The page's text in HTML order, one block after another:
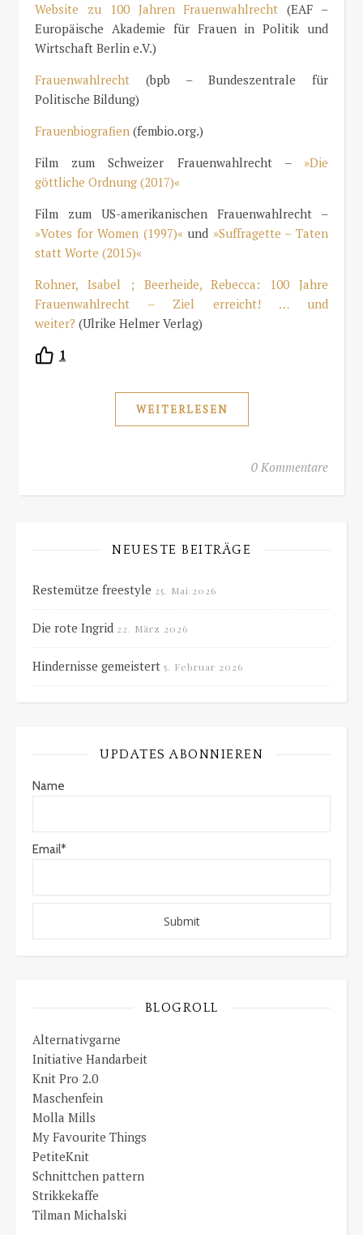
Website zu 100 Jahren Frauenwahlrecht (EAF –
Europäische Akademie für Frauen in Politik und
Wirtschaft Berlin e.V.)
Frauenwahlrecht (bpb – Bundeszentrale für
Politische Bildung)
Frauenbiografien (fembio.org.)
Film zum Schweizer Frauenwahlrecht – »Die
göttliche Ordnung (2017)«
Film zum US-amerikanischen Frauenwahlrecht –
»Votes for Women (1997)« und »Suffragette – Taten
statt Worte (2015)«
Rohner, Isabel ; Beerheide, Rebecca: 100 Jahre
Frauenwahlrecht – Ziel erreicht! … und
weiter? (Ulrike Helmer Verlag)
1
WEITERLESEN
0 Kommentare
NEUESTE BEITRÄGE
Restemütze freestyle 25. Mai 2026
Die rote Ingrid 22. März 2026
Hindernisse gemeistert 5. Februar 2026
UPDATES ABONNIEREN
Name
Email*
BLOGROLL
Alternativgarne
Initiative Handarbeit
Knit Pro 2.0
Maschenfein
Molla Mills
My Favourite Things
PetiteKnit
Schnittchen pattern
Strikkekaffe
Tilman Michalski